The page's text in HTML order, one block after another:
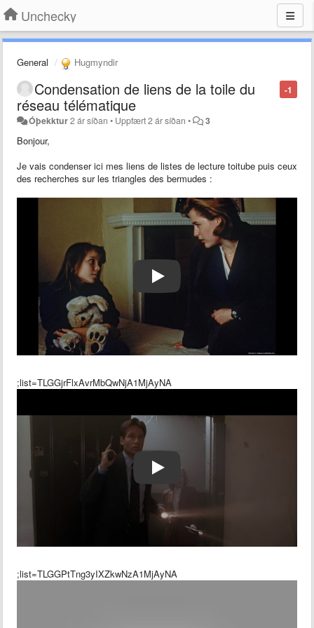
Unchecky
General Hugmyndir
-1
Condensation de liens de la toile du
réseau télématique
Óþekktur2 ár síðan • Uppfært2 ár síðan • 3
Bonjour,
Je vais condenser ici mes liens de listes de lecture toitube puis ceux
des recherches sur les triangles des bermudes :
;list=TLGGjrFlxAvrMbQwNjA1MjAyNA
;list=TLGGPtTng3yIXZkwNzA1MjAyNA